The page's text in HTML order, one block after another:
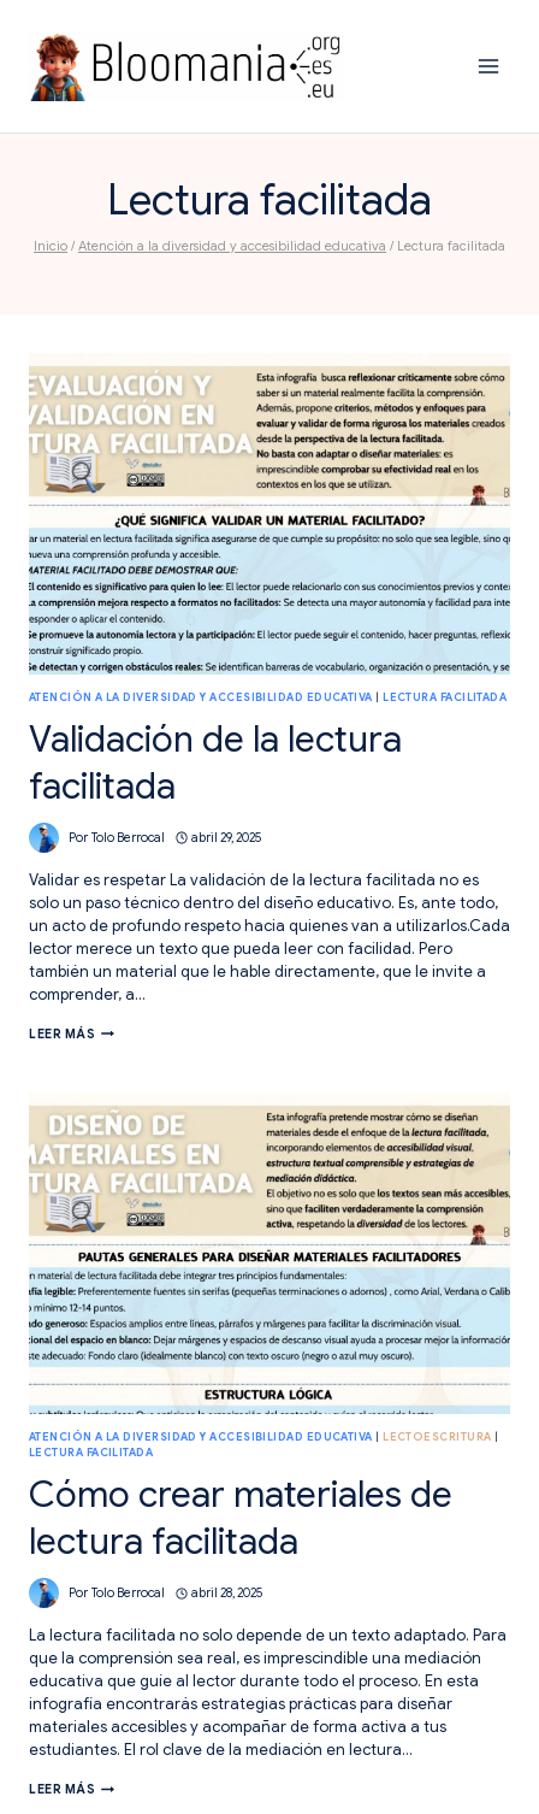
contenido
Lectura facilitada
Inicio / Atención a la diversidad y accesibilidad educativa / Lectura facilitada
ATENCIÓN A LA DIVERSIDAD Y ACCESIBILIDAD EDUCATIVA |LECTURA FACILITADA
Validación de la lectura
facilitada
Por Tolo Berrocal abril 29, 2025
Validar es respetar La validación de la lectura facilitada no es
solo un paso técnico dentro del diseño educativo. Es, ante todo,
un acto de profundo respeto hacia quienes van a utilizarlos.Cada
lector merece un texto que pueda leer con facilidad. Pero
también un material que le hable directamente, que le invite a
comprender, a…
LEER MÁS VALIDACIÓN
ATENCIÓN A LA DIVERSIDAD Y ACCESIBILIDAD EDUCATIVA | LECTOESCRITURA |
LECTURA FACILITADA
Cómo crear materiales de
lectura facilitada
Por Tolo Berrocal abril 28, 2025
La lectura facilitada no solo depende de un texto adaptado. Para
que la comprensión sea real, es imprescindible una mediación
educativa que guíe al lector durante todo el proceso. En esta
infografía encontrarás estrategias prácticas para diseñar
materiales accesibles y acompañar de forma activa a tus
estudiantes. El rol clave de la mediación en lectura…
LEER MÁS CÓMO